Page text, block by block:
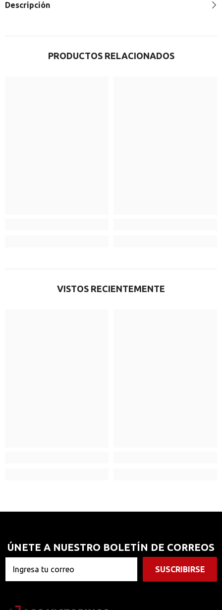
Descripción
PRODUCTOS RELACIONADOS
VISTOS RECIENTEMENTE
ÚNETE A NUESTRO BOLETÍN DE CORREOS
SUSCRIBIRSE